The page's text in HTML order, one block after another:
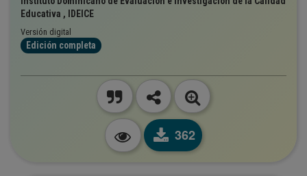
Educativa , IDEICE
Versión digital
Edición completa
362